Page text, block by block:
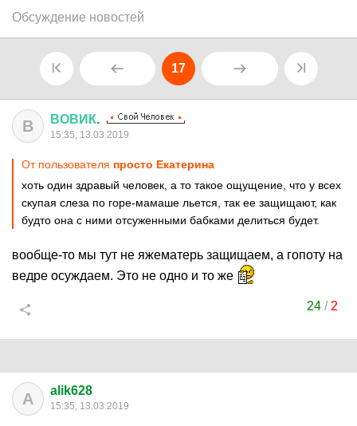
Обсуждение новостей
17
В ВОВИК.
15:35, 13.03.2019
От пользователя просто Екатерина
хоть один здравый человек, а то такое ощущение, что у всех
скупая слеза по горе-мамаше льется, так ее защищают, как
будто она с ними отсуженными бабками делиться будет.
вообще-то мы тут не яжематерь защищаем, а гопоту на
ведре осуждаем. Это не одно и то же
24 / 2
A alik628
15:35, 13.03.2019